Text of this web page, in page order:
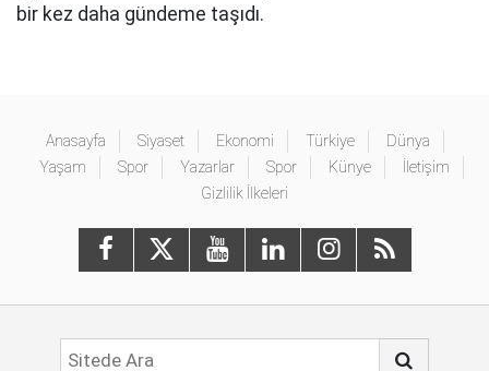
bir kez daha gündeme taşıdı.
Anasayfa Siyaset Ekonomi Türkiye
Dünya
Yaşam
Spor Yazarlar Spor Künye
İletişim
Gizlilik İlkeleri